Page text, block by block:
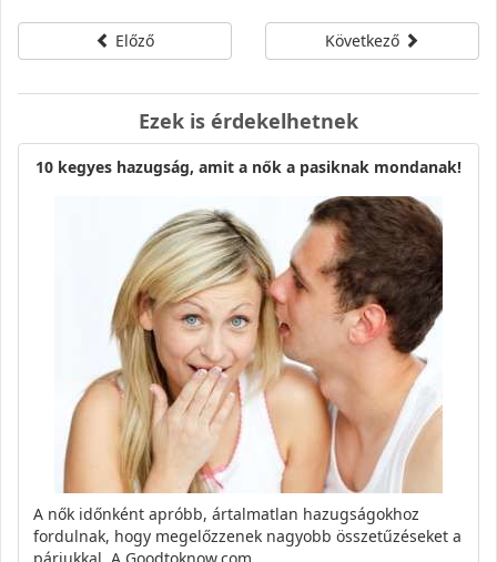
Előző Következő
Ezek is érdekelhetnek
10 kegyes hazugság, amit a nők a pasiknak mondanak!
A nők időnként apróbb, ártalmatlan hazugságokhoz
fordulnak, hogy megelőzzenek nagyobb összetűzéseket a
párjukkal. A Goodtoknow.com…